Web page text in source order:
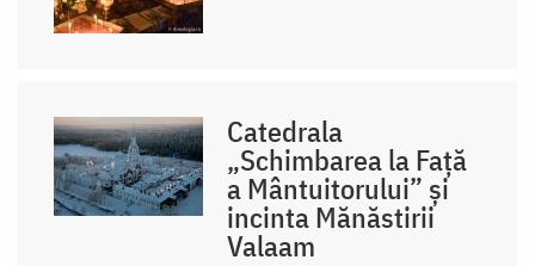
Catedrala
„Schimbarea la Față
a Mântuitorului” și
incinta Mănăstirii
Valaam